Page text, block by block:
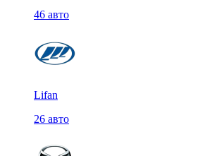
46 авто
Lifan
26 авто